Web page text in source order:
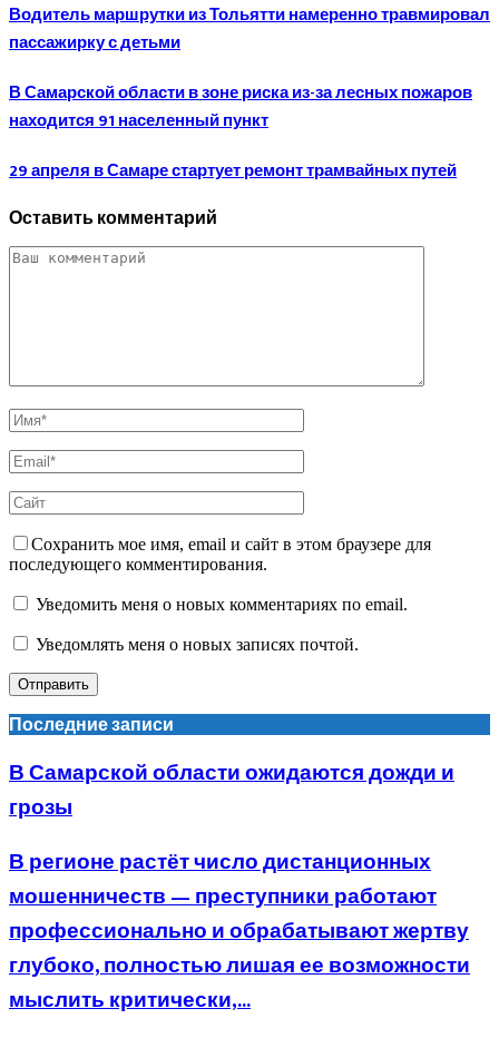
Водитель маршрутки из Тольятти намеренно травмировал
пассажирку с детьми
В Самарской области в зоне риска из-за лесных пожаров
находится 91 населенный пункт
29 апреля в Самаре стартует ремонт трамвайных путей
Оставить комментарий
Сохранить мое имя, email и сайт в этом браузере для
последующего комментирования.
Уведомить меня о новых комментариях по email.
Уведомлять меня о новых записях почтой.
Последние записи
В Самарской области ожидаются дожди и
грозы
В регионе растёт число дистанционных
мошенничеств — преступники работают
профессионально и обрабатывают жертву
глубоко, полностью лишая ее возможности
мыслить критически,...